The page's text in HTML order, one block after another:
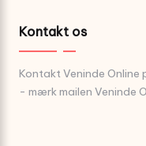
Kontakt os
Kontakt Veninde Online
- mærk mailen Veninde